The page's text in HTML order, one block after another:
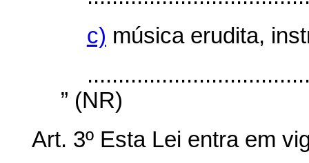
c) música erudita,
” (NR)
Art. 3º Esta Lei entra em